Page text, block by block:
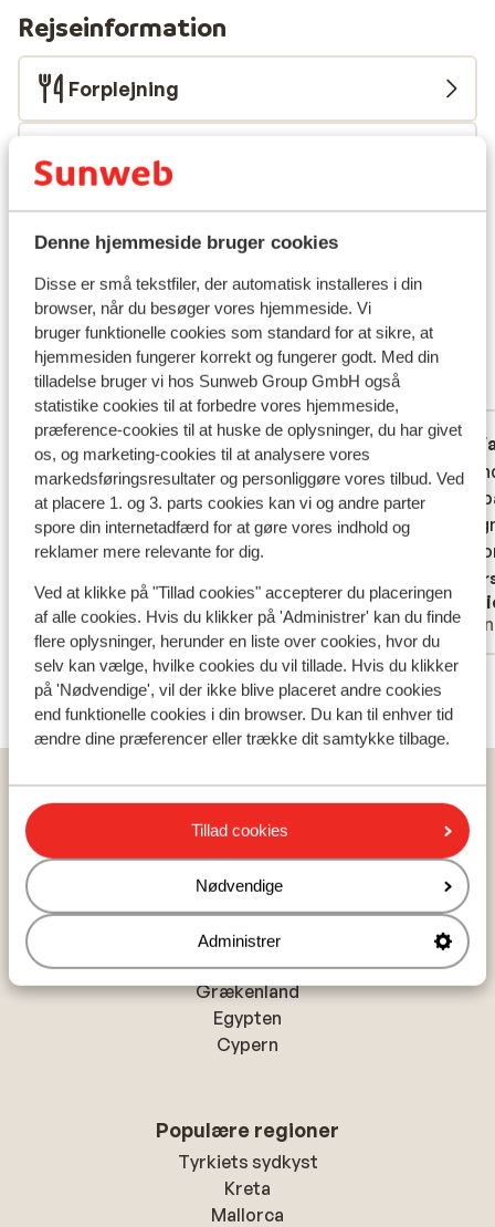
Denne hjemmeside bruger cookies
Disse er små tekstfiler, der automatisk installeres i din
browser, når du besøger vores hjemmeside. Vi
bruger funktionelle cookies som standard for at sikre, at
hjemmesiden fungerer korrekt og fungerer godt. Med din
tilladelse bruger vi hos Sunweb Group GmbH også
statistike cookies til at forbedre vores hjemmeside,
præference-cookies til at huske de oplysninger, du har givet
os, og marketing-cookies til at analysere vores
markedsføringsresultater og personliggøre vores tilbud. Ved
at placere 1. og 3. parts cookies kan vi og andre parter
spore din internetadfærd for at gøre vores indhold og
reklamer mere relevante for dig.
Ved at klikke på "Tillad cookies" accepterer du placeringen
af alle cookies. Hvis du klikker på 'Administrer' kan du finde
flere oplysninger, herunder en liste over cookies, hvor du
selv kan vælge, hvilke cookies du vil tillade. Hvis du klikker
på 'Nødvendige', vil der ikke blive placeret andre cookies
end funktionelle cookies i din browser. Du kan til enhver tid
ændre dine præferencer eller trække dit samtykke tilbage.
Tillad cookies
Nødvendige
Administrer
du kan snorkle og gå på opdagelse ved det flotte
koralrev. Du kan også hoppe i den skønne pool på
hotellet, eller tage i spaen for ren afslapning. Hvis du
ønsker at være mere aktiv, kan du tage et smut forbi
fitnesscentret eller måske prøve kræfter af med en
vandsport. Desuden finder du byen Dahab, det livlige
Na'ama Bay og Tiran Island, tæt ved hotellet.
Rejseinformation
Forplejning
Flyinformation
Hvad gæster synes
Dette er 100 % ægte kundeanmeldelser, der ærligt
afspejler deres oplevelser med vores produkt.
Mere om anmeldelser
8.3 Fabelagtig
22 oplevelser
Mest booket af med partner
Fabelagtig
28. okt. 2023
Søde venlige medarbejdere på hotellet.
Søde venlige medarbejdere på hotellet.
Eva
Med partner
Helt
Helt
Se alle 22 anmeldelser
Hjem Rejser Egypten Sharm el Sheikh
Sharks Bay
Hotel Sheraton Sharm Resort & Spa
Populære lande
Tyrkiet
Grækenland
Egypten
Cypern
Populære regioner
Tyrkiets sydkyst
Kreta
Mallorca